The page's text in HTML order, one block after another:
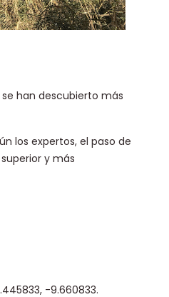
han descubierto más
los expertos, el paso de
y más
-9.660833.